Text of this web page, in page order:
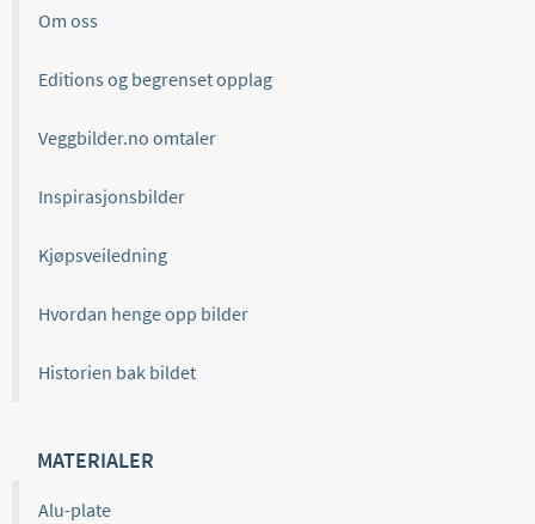
Om oss
Editions og begrenset opplag
Veggbilder.no omtaler
Inspirasjonsbilder
Kjøpsveiledning
Hvordan henge opp bilder
Historien bak bildet
MATERIALER
Alu-plate